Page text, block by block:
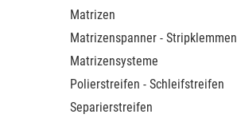
Matrizen
Matrizenspanner - Stripklemmen
Matrizensysteme
Polierstreifen - Schleifstreifen
Separierstreifen